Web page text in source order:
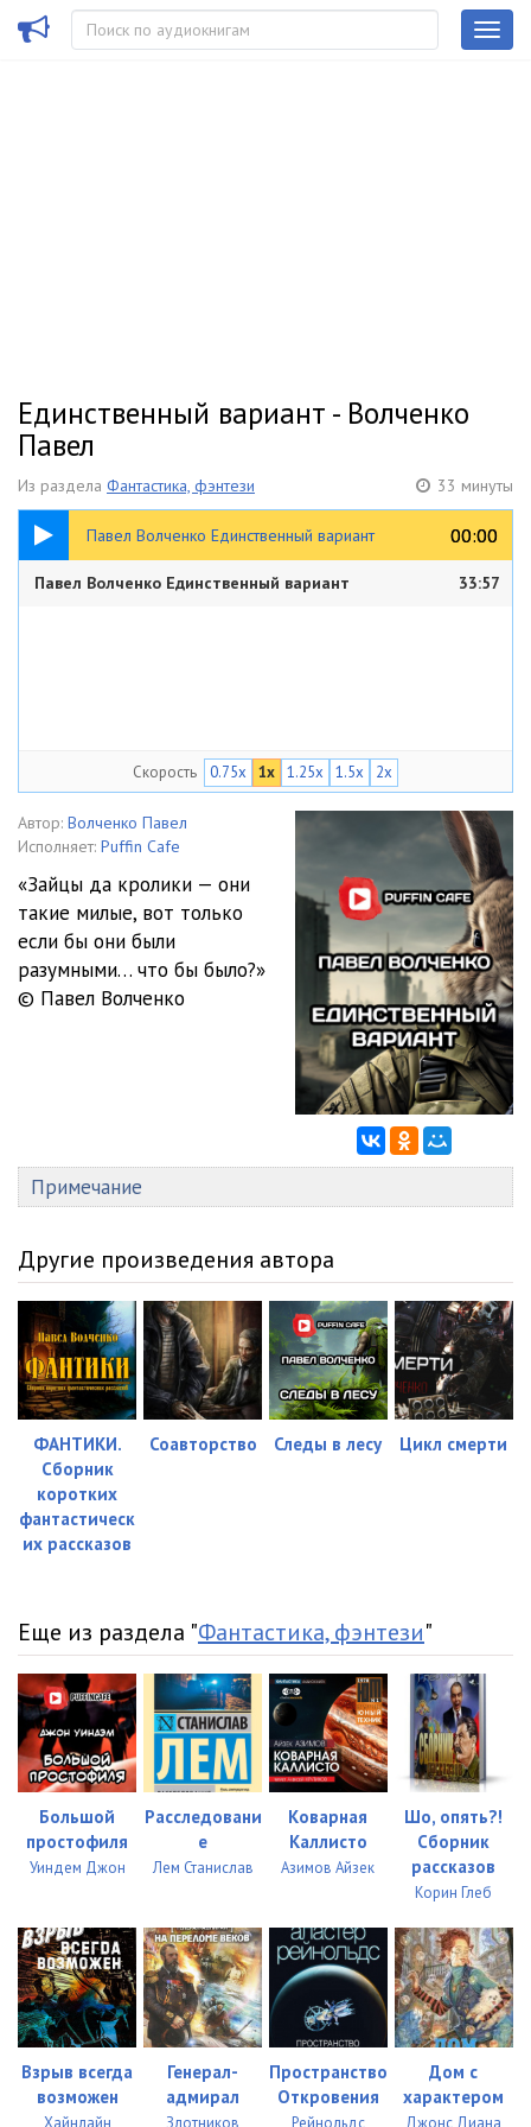
Единственный вариант - Волченко
Павел
Из раздела Фантастика, фэнтези 33 минуты
Павел Волченко Единственный вариант 00:00
00:00
33:57
Павел Волченко Единственный вариант 33:57
Скорость 0.75x 1x 1.25x 1.5x 2x
Автор: Волченко Павел
Исполняет: Puffin Cafe
«Зайцы да кролики — они
такие милые, вот только
если бы они были
разумными… что бы было?»
© Павел Волченко
Примечание
Другие произведения автора
ФАНТИКИ.
Сборник
коротких
фантастическ
их рассказов
Соавторство Следы в лесу Цикл смерти
Еще из раздела "Фантастика, фэнтези"
Большой
простофиля
Уиндем Джон
Расследовани
е
Лем Станислав
Коварная
Каллисто
Азимов Айзек
Шо, опять?!
Сборник
рассказов
Корин Глеб
Взрыв всегда
возможен
Хайнлайн
Генерал-
адмирал
Злотников
Пространство
Откровения
Рейнольдс
Дом с
характером
Джонс Диана